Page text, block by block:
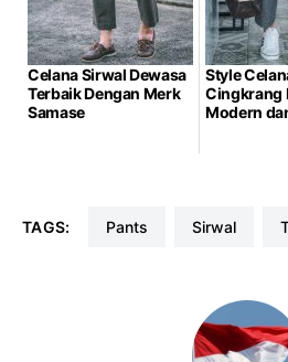
Celana Sirwal Dewasa
Terbaik Dengan Merk
Samase
Style
Cingkrang
Modern
TAGS: pants sirwal